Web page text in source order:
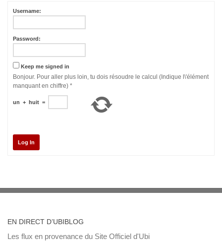
Username:
Password:
Keep me signed in
Bonjour. Pour aller plus loin, tu dois résoudre le calcul (Indique l\'élément
manquant en chiffre) *
un + huit =
Log In
EN DIRECT D’UBIBLOG
Les flux en provenance du Site Officiel d'Ubi